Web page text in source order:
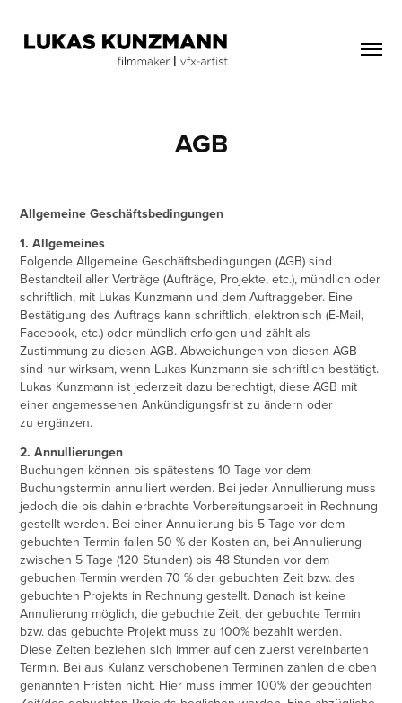
AGB
Allgemeine Geschäftsbedingungen
1. Allgemeines
Folgende Allgemeine Geschäftsbedingungen (AGB) sind
Bestandteil aller Verträge (Aufträge, Projekte, etc.), mündlich oder
schriftlich, mit Lukas Kunzmann und dem Auftraggeber. Eine
Bestätigung des Auftrags kann schriftlich, elektronisch (E-Mail,
Facebook, etc.) oder mündlich erfolgen und zählt als
Zustimmung zu diesen AGB. Abweichungen von diesen AGB
sind nur wirksam, wenn Lukas Kunzmann sie schriftlich bestätigt.
Lukas Kunzmann ist jederzeit dazu berechtigt, diese AGB mit
einer angemessenen Ankündigungsfrist zu ändern oder
zu ergänzen.
2. Annullierungen
Buchungen können bis spätestens 10 Tage vor dem
Buchungstermin annulliert werden. Bei jeder Annullierung muss
jedoch die bis dahin erbrachte Vorbereitungsarbeit in Rechnung
gestellt werden. Bei einer Annulierung bis 5 Tage vor dem
gebuchten Termin fallen 50 % der Kosten an, bei Annulierung
zwischen 5 Tage (120 Stunden) bis 48 Stunden vor dem
gebuchen Termin werden 70 % der gebuchten Zeit bzw. des
gebuchten Projekts in Rechnung gestellt. Danach ist keine
Annulierung möglich, die gebuchte Zeit, der gebuchte Termin
bzw. das gebuchte Projekt muss zu 100% bezahlt werden.
Diese Zeiten beziehen sich immer auf den zuerst vereinbarten
Termin. Bei aus Kulanz verschobenen Terminen zählen die oben
genannten Fristen nicht. Hier muss immer 100% der gebuchten